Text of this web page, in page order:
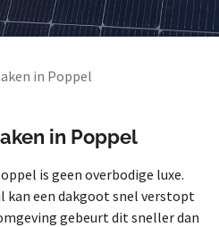
in Poppel
in Poppel
is geen overbodige luxe.
kan een dakgoot snel verstopt
gebeurt dit sneller dan